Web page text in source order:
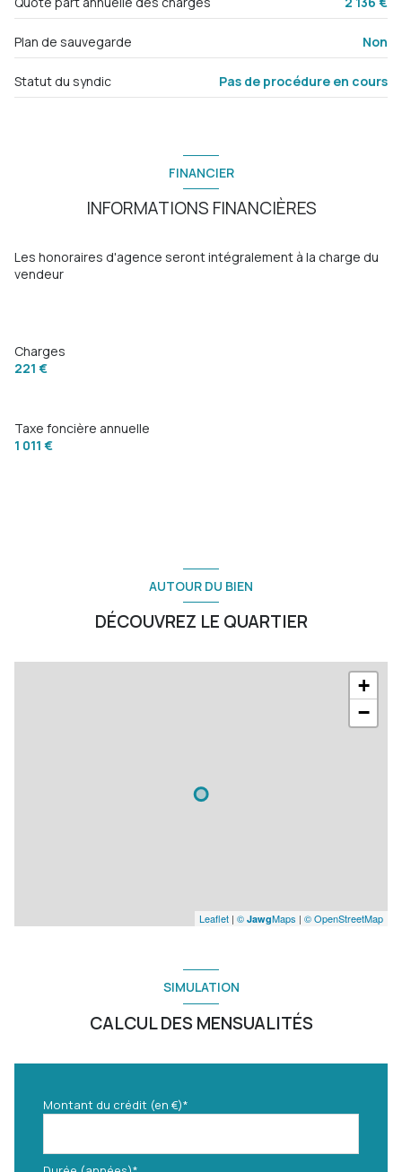
balcon
terrasse
balcon 4.3 m²
Plan de sauvegarde Non
Statut du syndic Pas de procédure en cours
FINANCIER
INFORMATIONS FINANCIÈRES
Les honoraires d'agence seront intégralement à la charge du
vendeur
Charges
221 €
Taxe foncière annuelle
1 011 €
AUTOUR DU BIEN
DÉCOUVREZ LE QUARTIER
+
−
Leaflet | © JawgMaps | © OpenStreetMap
SIMULATION
CALCUL DES MENSUALITÉS
Montant du crédit (en €)*